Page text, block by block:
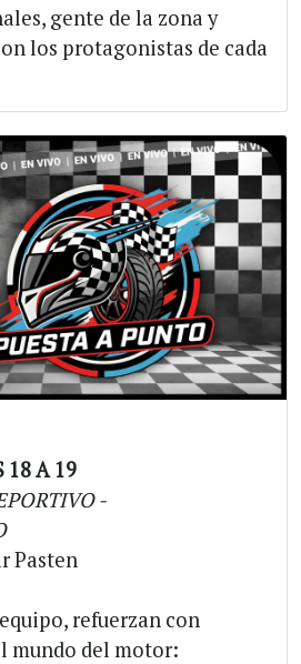
gente de la zona y
los protagonistas de cada
18 A 19
-
Pasten
refuerzan con
mundo del motor: